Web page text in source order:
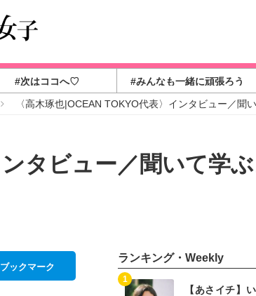
#次はココへ♡ #みんなも一緒に頑張ろう
〈高木琢也|OCEAN TOKYO代表〉インタビュー／聞い
タビュー／聞いて学ぶ
ックマーク
ランキング・Weekly
【あさイチ】
1